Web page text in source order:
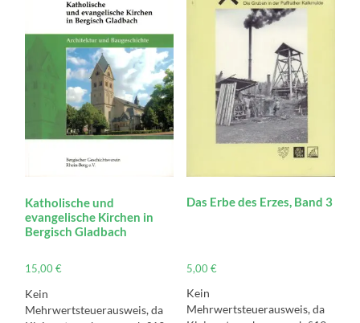
Katholische und
evangelische Kirchen in
Bergisch Gladbach
15,00€
Kein
Mehrwertsteuerausweis, da
Das Erbe des Erzes, Band 3
5,00€
Kein
Mehrwertsteuerausweis, da